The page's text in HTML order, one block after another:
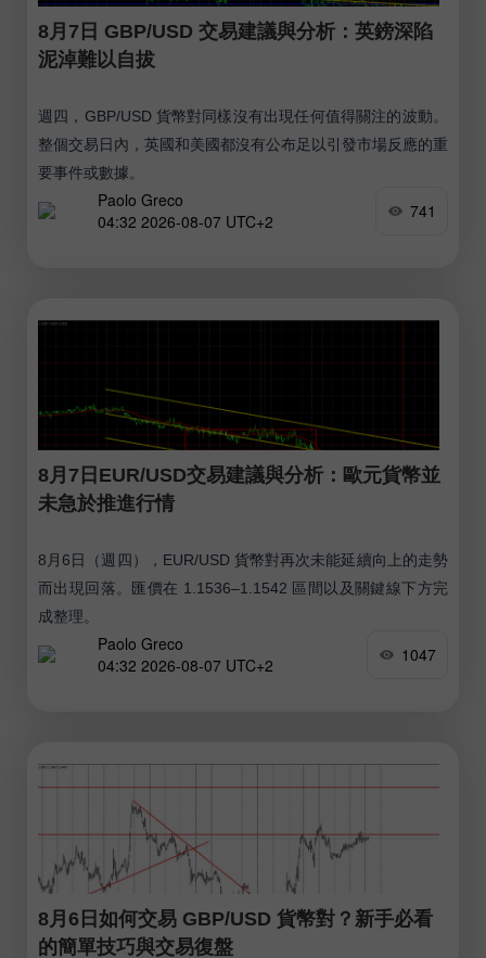
8月7日 GBP/USD 交易建議與分析：英鎊深陷
泥淖難以自拔
週四，GBP/USD 貨幣對同樣沒有出現任何值得關注的波動。
整個交易日內，英國和美國都沒有公布足以引發市場反應的重
要事件或數據。
Paolo Greco
04:32 2026-08-07 UTC+2
741
8月7日EUR/USD交易建議與分析：歐元貨幣並
未急於推進行情
8月6日（週四），EUR/USD 貨幣對再次未能延續向上的走勢
而出現回落。匯價在 1.1536–1.1542 區間以及關鍵線下方完
成整理。
Paolo Greco
04:32 2026-08-07 UTC+2
1047
8月6日如何交易 GBP/USD 貨幣對？新手必看
的簡單技巧與交易復盤